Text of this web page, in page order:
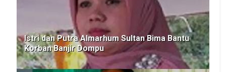
Istri dan Putra Almarhum Sultan Bima Bantu
Korban Banjir Dompu